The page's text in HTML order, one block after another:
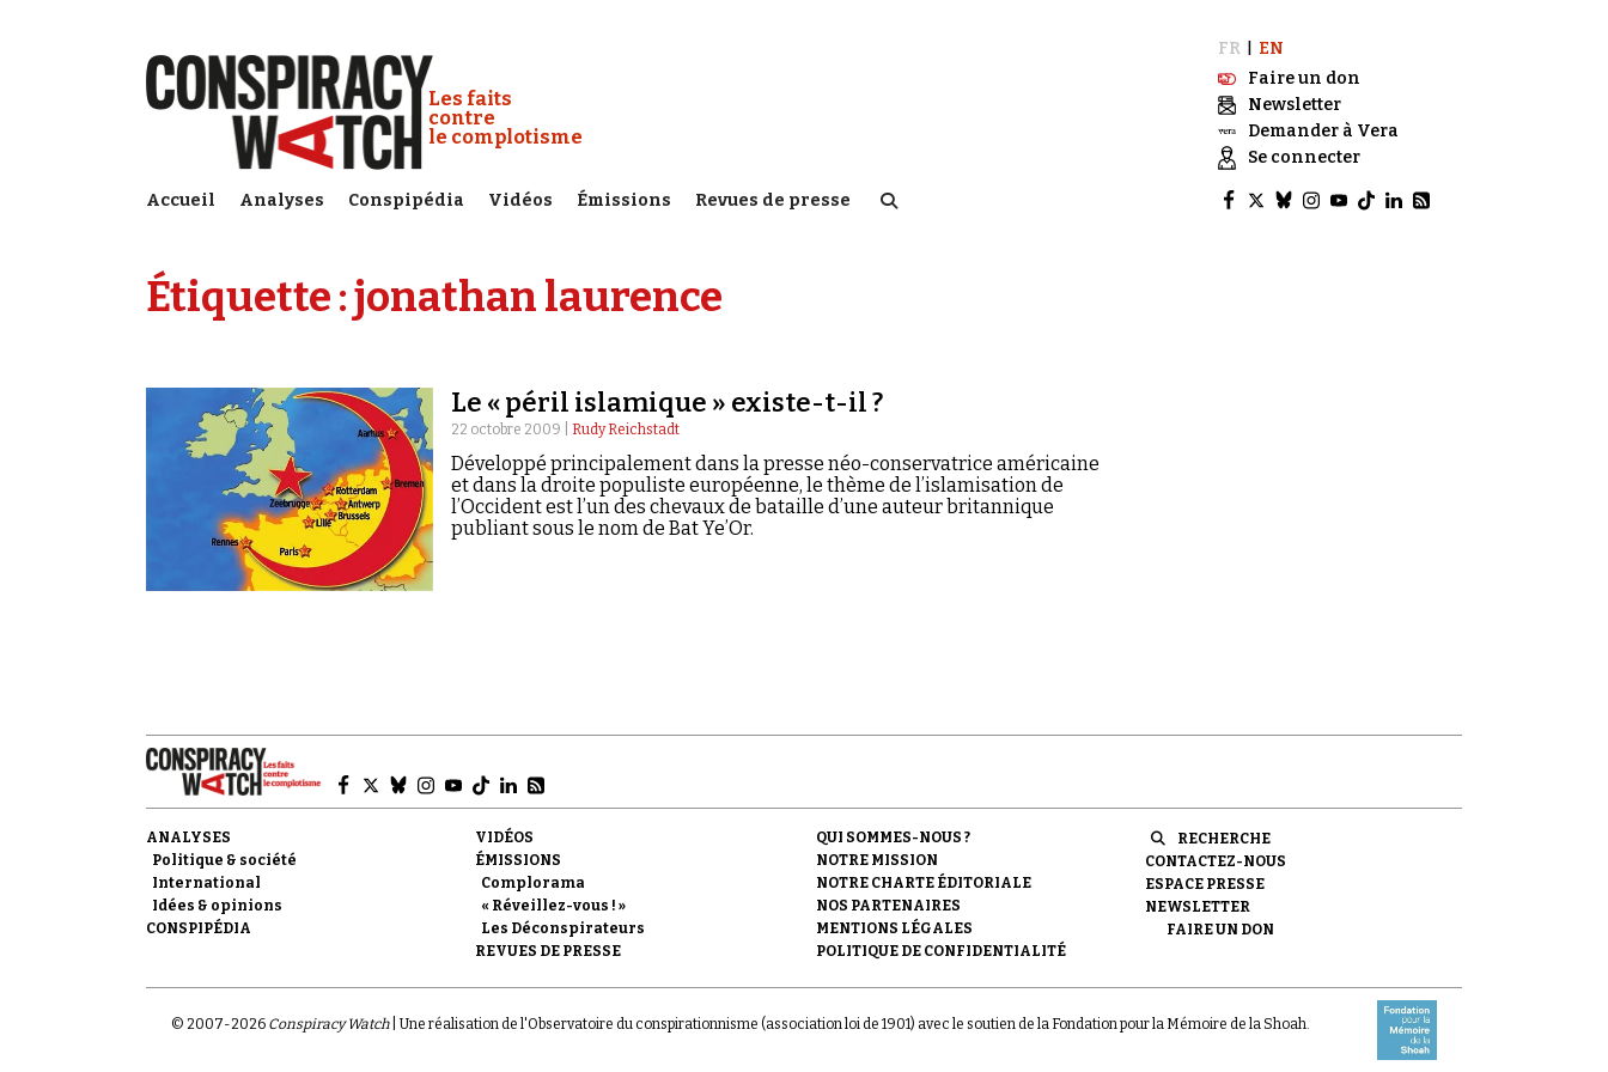
Conspiracy Watch :
Les faits
contre
le complotisme
Accueil Analyses Conspipédia Vidéos Émissions Revues de presse
FR
EN
Faire un don
Newsletter
Demander à Vera
Se connecter
Étiquette :jonathan laurence
Le « péril islamique » existe-t-il ?
22 octobre 2009 | Rudy Reichstadt
Développé principalement dans la presse néo-conservatrice américaine
et dans la droite populiste européenne, le thème de l’islamisation de
l’Occident est l’un des chevaux de bataille d’une auteur britannique
publiant sous le nom de Bat Ye’Or.
ANALYSES
Politique & société
International
Idées & opinions
CONSPIPÉDIA
VIDÉOS
ÉMISSIONS
Complorama
« Réveillez-vous ! »
Les Déconspirateurs
REVUES DE PRESSE
QUI SOMMES-NOUS ?
NOTRE MISSION
NOTRE CHARTE ÉDITORIALE
NOS PARTENAIRES
MENTIONS LÉGALES
POLITIQUE DE CONFIDENTIALITÉ
RECHERCHE
CONTACTEZ-NOUS
ESPACE PRESSE
NEWSLETTER
FAIRE UN DON
© 2007-2026 Conspiracy Watch| Une réalisation de l'Observatoire du conspirationnisme (association loi de 1901) avec le soutien de la Fondation pour la Mémoire de la Shoah.